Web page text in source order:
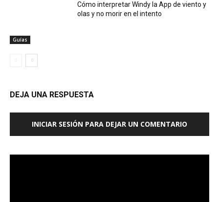
Guías
Cómo interpretar Windy la App de viento y
olas y no morir en el intento
DEJA UNA RESPUESTA
INICIAR SESIÓN PARA DEJAR UN COMENTARIO